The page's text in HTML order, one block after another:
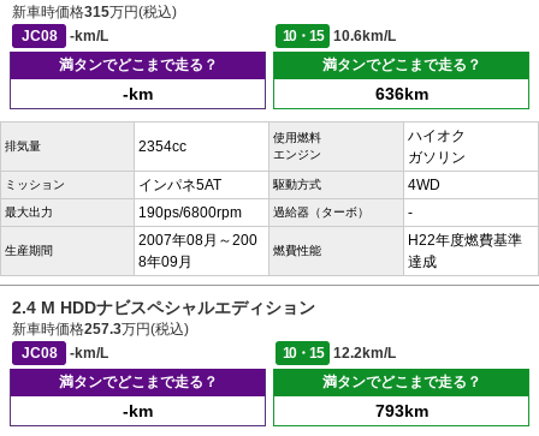
新車時価格315万円(税込)
JC08
-km/L 10・15
10.6km/L
満タンでどこまで走る？
-km
満タンでどこまで走る？
636km
排気量 2354cc
使用燃料
エンジン
ハイオク
ガソリン
ミッション インパネ5AT 駆動方式 4WD
最大出力 190ps/6800rpm 過給器（ターボ） -
生産期間
2007年08月～200
8年09月
燃費性能
H22年度燃費基準
達成
2.4 M HDDナビスペシャルエディション
新車時価格257.3万円(税込)
JC08
-km/L 10・15
12.2km/L
満タンでどこまで走る？
-km
満タンでどこまで走る？
793km